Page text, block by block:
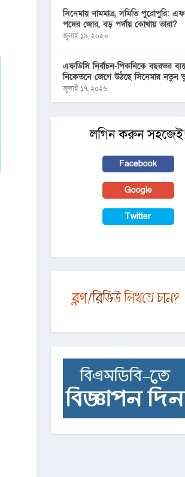
সিনেমায় নামমাত্র, সমিতি পুরোপুরি:
পদের জোর, বড় পর্দায় কোথায় তারা?
জুলাই ১৯, ২০২৬
এফডিসি নির্বাচন-পিকনিকে বছরভর
নিকেতনে জেগে উঠছে সিনেমার নতুন
জুলাই ১৭, ২০২৬
লগিন করুন
Facebook
Google
Twitter